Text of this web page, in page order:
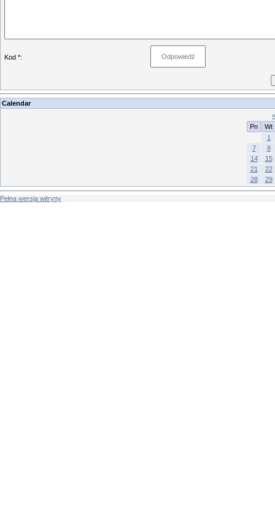
Kod *:
Calendar
«
Pn
Wt
1
7
8
14
15
21
22
28
29
Pełna wersja witryny